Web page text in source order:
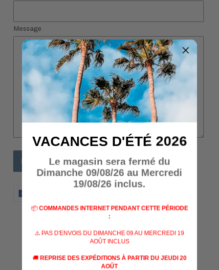
Message
AVIS CLIENTS
Soyez le premier à écrire un avis
VACANCES D'ÉTÉ 2026
Le magasin sera fermé du
Dimanche 09/08/26 au Mercredi
19/08/26 inclus.
📦 COMMANDES INTERNET PENDANT CETTE PÉRIODE
:
⚠️ PAS D'ENVOIS DU DIMANCHE 09 AU MERCREDI 19
AOÛT INCLUS
🚚 REPRISE DES EXPÉDITIONS À PARTIR DU JEUDI 20
AOÛT